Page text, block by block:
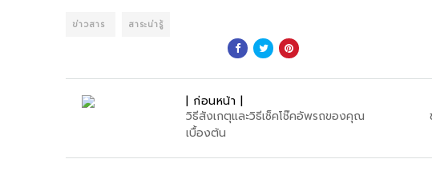
ข่าวสาร สาระน่ารู้
| ก่อนหน้า |
วิธีสังเกตุและวิธีเช็คโช๊คอัพรถของคุณ
เบื้องต้น